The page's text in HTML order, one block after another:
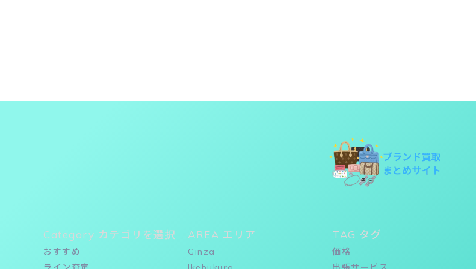
Category カテゴリを選択
おすすめ
AREA エリア
Ginza
TAG タグ
価格